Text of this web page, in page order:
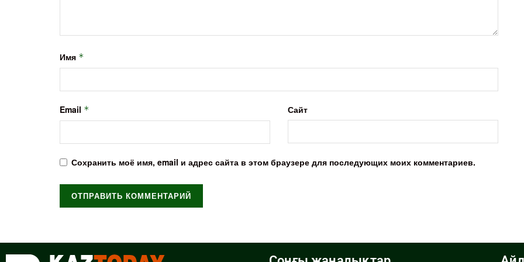
Имя *
Email * Сайт
Сохранить моё имя, email и адрес сайта в этом браузере для последующих моих комментариев.